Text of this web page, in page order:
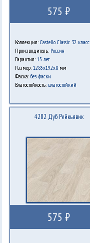
575 ₽
Коллекция: Castello Classic 32 класс
Производитель: Россия
Гарантия: 15 лет
Размер: 1285х192х8мм
Фаска: без фаски
Влагостойкость: влагостойкий
4282 Дуб Рейкьявик
575 ₽